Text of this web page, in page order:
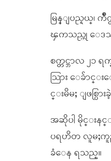
မြန္ျပည္နယ္၊ က်ိဳ
ၾကသည္ဟု ေဒသ
စက္တင္ဘာလ ၂၁
သြား ေခ်ာင္း
င္းမိမႈ ျဖစ္ပြာ
အဆိုပါ မိုင္းန
ပရဟိတ လူမႈ
ခံေန ရသည္။